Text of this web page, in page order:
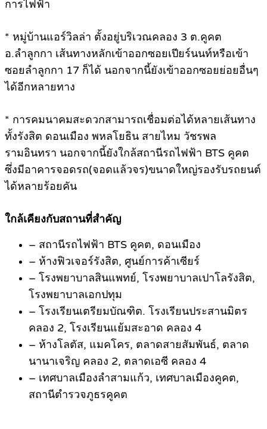
การไฟฟ้า
* หมู่บ้านแอร์วิลล่า ตั้งอยู่บริเวณคลอง 3 ต.คูคต
อ.ลำลูกกา เส้นทางหลักเข้าออกซอยเปียร์นนท์หรือเข้า
ซอยลำลูกกา 17 ก็ได้ นอกจากนี้ยังเข้าออกซอยย่อยอื่นๆ
ได้อีกหลายทาง
* การคมนาคมสะดวกสามารถเชื่อมต่อได้หลายเส้นทาง
ทั้งรังสิต ดอนเมือง พหลโยธิน สายไหม วัชรพล
รามอินทรา นอกจากนี้ยังใกล้สถานีรถไฟฟ้า BTS คูคต
ซึ่งมีอาคารจอดรถ(จอดแล้วจร)ขนาดใหญ่รองรับรถยนต์
ได้หลายร้อยคัน
ใกล้เคียงกับสถานที่สำคัญ
– สถานีรถไฟฟ้า BTS คูคต, ดอนเมือง
– ห้างฟิวเจอร์รังสิต, ศูนย์การค้าเซียร์
– โรงพยาบาลสินแพทย์, โรงพยาบาลเปาโลรังสิต,
โรงพยาบาลเอกปทุม
– โรงเรียนเตรียมบัณฑิต. โรงเรียนประสานมิตร
คลอง 2, โรงเรียนแย้มสะอาด คลอง 4
– ห้างโลตัส, แมคโคร, ตลาดสายสัมพันธ์, ตลาด
นานาเจริญ คลอง 2, ตลาดเอซี คลอง 4
– เทศบาลเมืองลำสามแก้ว, เทศบาลเมืองคูคต,
สถานีตำรวจภูธรคูคต